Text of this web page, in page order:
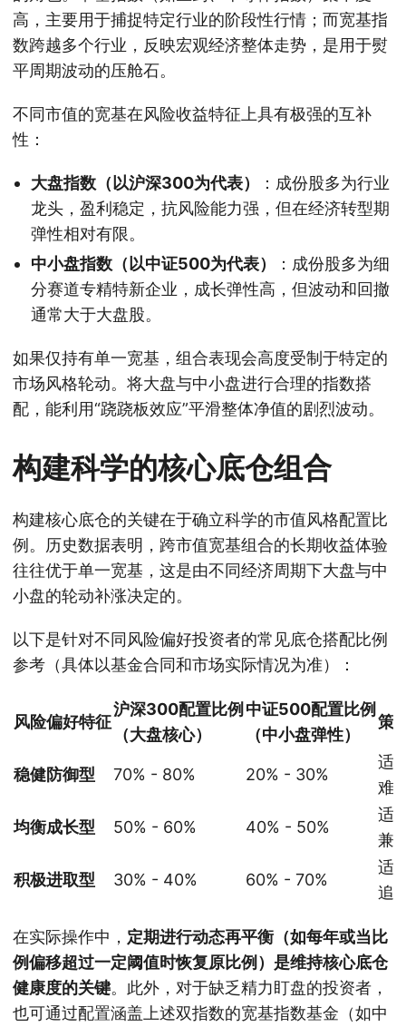
高，主要用于捕捉特定行业的阶段性行情；而宽基指
数跨越多个行业，反映宏观经济整体走势，是用于熨
平周期波动的压舱石。
不同市值的宽基在风险收益特征上具有极强的互补
性：
大盘指数（以沪深300为代表）
：成份股多为行业
龙头，盈利稳定，抗风险能力强，但在经济转型期
弹性相对有限。
中小盘指数（以中证500为代表）
：成份股多为细
分赛道专精特新企业，成长弹性高，但波动和回撤
通常大于大盘股。
如果仅持有单一宽基，组合表现会高度受制于特定的
市场风格轮动。将大盘与中小盘进行合理的指数搭
配，能利用“跷跷板效应”平滑整体净值的剧烈波动。
构建科学的核心底仓组合
构建核心底仓的关键在于确立科学的市值风格配置比
例。历史数据表明，跨市值宽基组合的长期收益体验
往往优于单一宽基，这是由不同经济周期下大盘与中
小盘的轮动补涨决定的。
以下是针对不同风险偏好投资者的常见底仓搭配比例
参考（具体以基金合同和市场实际情况为准）：
风险偏好特征
沪深300配置比例
（大盘核心）
中证500配置比例
（中小盘弹性）
策
稳健防御型 70% - 80% 20% - 30%
适
难
均衡成长型 50% - 60% 40% - 50%
适
兼
积极进取型 30% - 40% 60% - 70%
适
追
在实际操作中， 定期进行动态再平衡（如每年或当比
例偏移超过一定阈值时恢复原比例）是维持核心底仓
健康度的关键。此外，对于缺乏精力盯盘的投资者，
也可通过配置涵盖上述双指数的宽基指数基金（如中